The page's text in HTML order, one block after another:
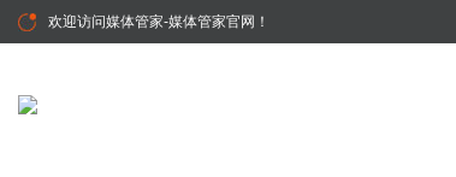
欢迎访问媒体管家-媒体管家官网 ！